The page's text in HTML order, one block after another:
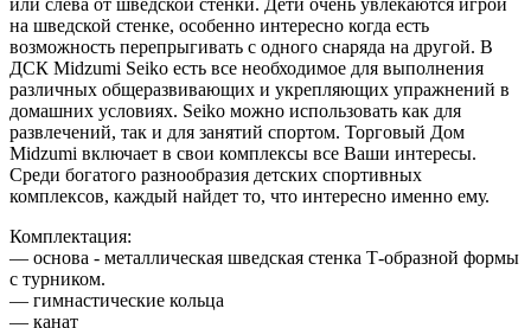
или слева от шведской стенки. Дети очень увлекаются игрой
на шведской стенке, особенно интересно когда есть
возможность перепрыгивать с одного снаряда на другой. В
ДСК Midzumi Seiko есть все необходимое для выполнения
различных общеразвивающих и укрепляющих упражнений в
домашних условиях. Seiko можно использовать как для
развлечений, так и для занятий спортом. Торговый Дом
Midzumi включает в свои комплексы все Ваши интересы.
Среди богатого разнообразия детских спортивных
комплексов, каждый найдет то, что интересно именно ему.
Комплектация:
— основа - металлическая шведская стенка Т-образной формы
с турником.
— гимнастические кольца
— канат